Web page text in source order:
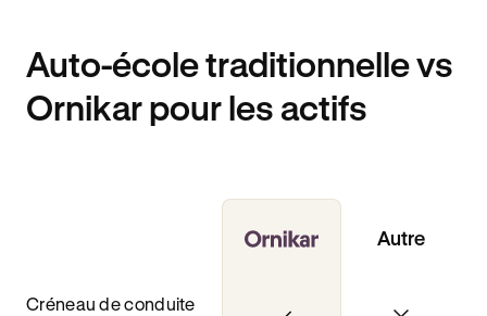
Auto-école traditionnelle vs
Ornikar pour les actifs
Autre
Créneau de conduite